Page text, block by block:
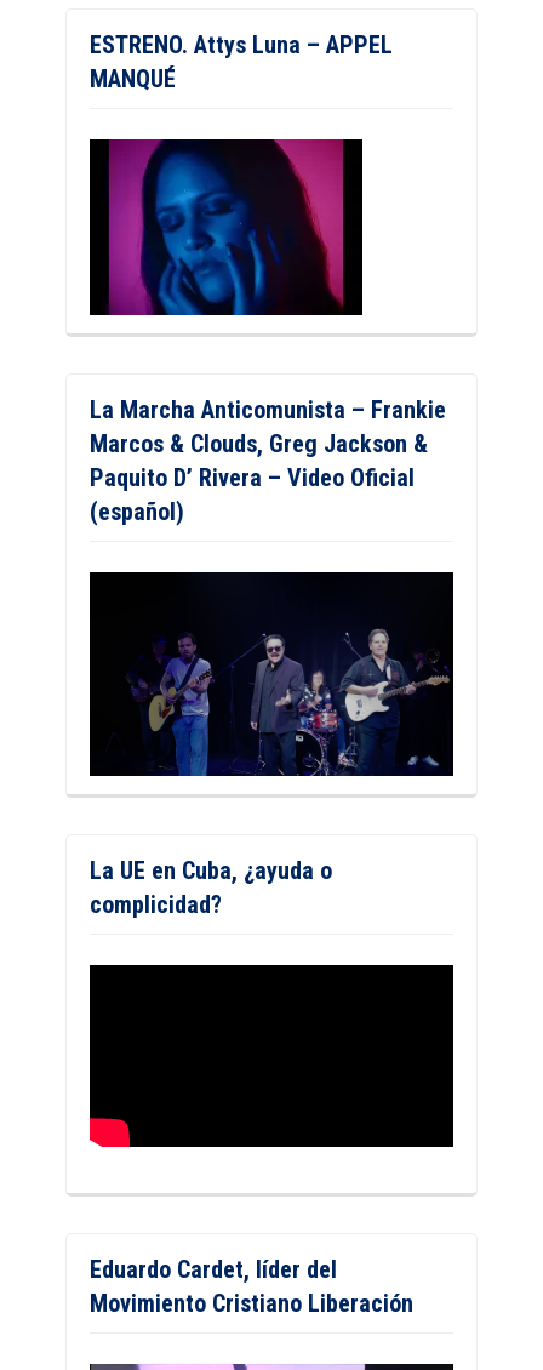
ESTRENO. Attys Luna – APPEL
MANQUÉ
La Marcha Anticomunista – Frankie
Marcos & Clouds, Greg Jackson &
Paquito D’ Rivera – Video Oficial
(español)
La UE en Cuba, ¿ayuda o
complicidad?
Eduardo Cardet, líder del
Movimiento Cristiano Liberación